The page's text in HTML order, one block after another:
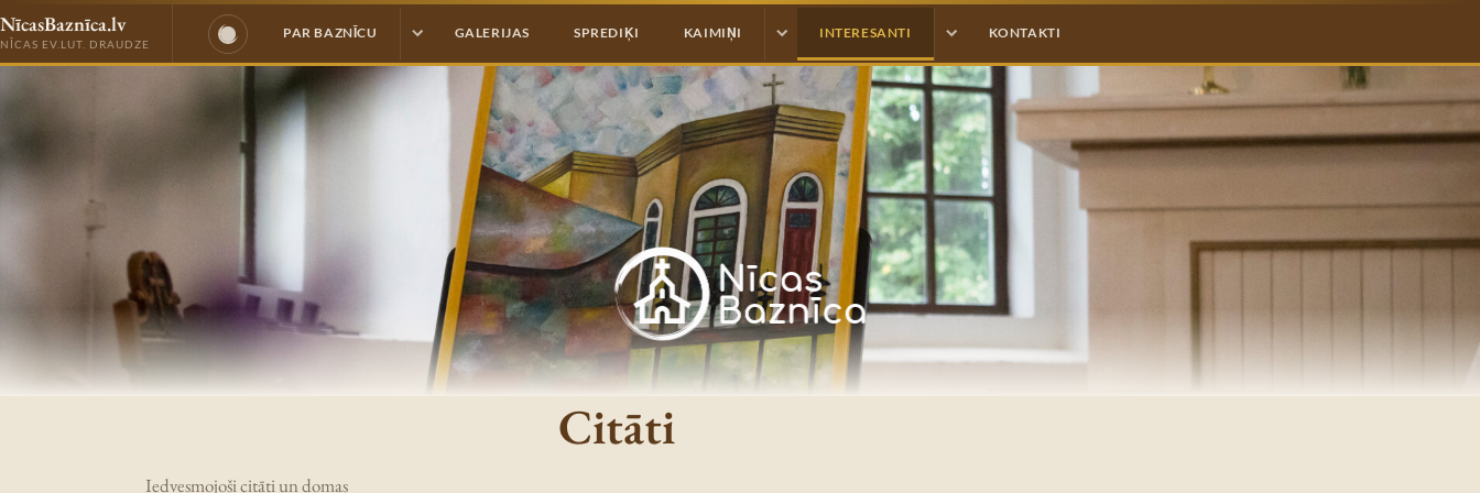
NīcasBaznīca.lv
NĪCAS EV.LUT. DRAUDZE
PAR BAZNĪCU GALERIJAS SPREDIĶI KAIMIŅI INTERESANTI KONTAKTI
Citāti
Iedvesmojoši citāti un domas